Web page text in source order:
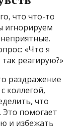
что что-то
игнорируем
«Что я
реагирую?»
раздражение
коллегой,
что
Это помогает
и избежать